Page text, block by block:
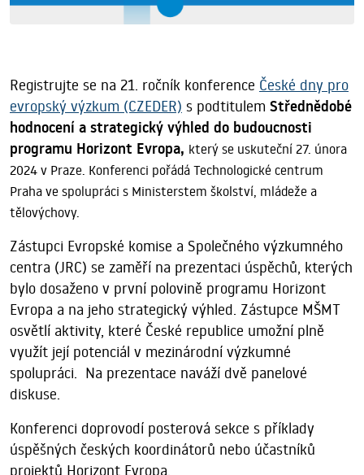
Registrujte se na 21. ročník konference České dny pro
evropský výzkum (CZEDER) s podtitulem Střednědobé
hodnocení a strategický výhled do budoucnosti
programu Horizont Evropa, který se uskuteční 27. února
2024 v Praze. Konferenci pořádá Technologické centrum
Praha ve spolupráci s Ministerstem školství, mládeže a
tělovýchovy.
Zástupci Evropské komise a Společného výzkumného
centra (JRC) se zaměří na prezentaci úspěchů, kterých
bylo dosaženo v první polovině programu Horizont
Evropa a na jeho strategický výhled. Zástupce MŠMT
osvětlí aktivity, které České republice umožní plně
využít její potenciál v mezinárodní výzkumné
spolupráci. Na prezentace naváží dvě panelové
diskuse.
Konferenci doprovodí posterová sekce s příklady
úspěšných českých koordinátorů nebo účastníků
projektů Horizont Evropa.